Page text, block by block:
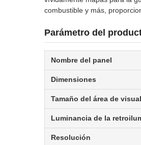
combustible y más,
Parámetro del
Nombre del panel
Dimensiones
Tamaño del área de
Luminancia de la
Resolución